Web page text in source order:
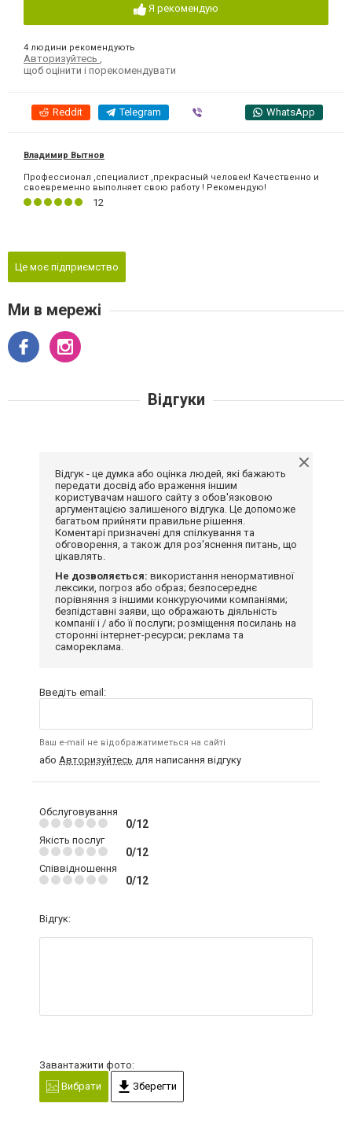
Я рекомендую
4 людини рекомендують
Авторизуйтесь
щоб оцінити і порекомендувати
Reddit Telegram WhatsApp
Владимир Вытнов
Профессионал ,специалист ,прекрасный человек! Качественно и
своевременно выполняет свою работу ! Рекомендую!
12
Це моє підприємство
Ми в мережі
Відгуки
Відгук - це думка або оцінка людей, які бажають
передати досвід або враження іншим
користувачам нашого сайту з обов'язковою
аргументацією залишеного відгука. Це допоможе
багатьом прийняти правильне рішення.
Коментарі призначені для спілкування та
обговорення, а також для роз'яснення питань, що
цікавлять.
Не дозволяється: використання ненормативної
лексики, погроз або образ; безпосереднє
порівняння з іншими конкуруючими компаніями;
безпідставні заяви, що ображають діяльність
компанії і / або її послуги; розміщення посилань на
сторонні інтернет-ресурси; реклама та
самореклама.
Введіть email:
Ваш e-mail не відображатиметься на сайті
або Авторизуйтесь для написання відгуку
Обслуговування
0/12
Якість послуг
0/12
Співвідношення
0/12
Відгук:
Завантажити фото:
Вибрати
Зберегти